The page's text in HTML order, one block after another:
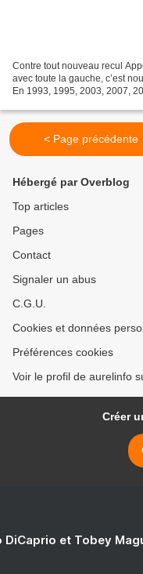
Contre tout nouveau recul
avec toute la gauche, c’est
En 1993, 1995, 2003, 2007,
< Page précédente
Hébergé par Overblog
Top articles
Pages
Contact
Signaler un abus
C.G.U.
Cookies et données
Préférences cookies
Voir le profil de aurelinfo
Créer
DiCaprio et Tobey